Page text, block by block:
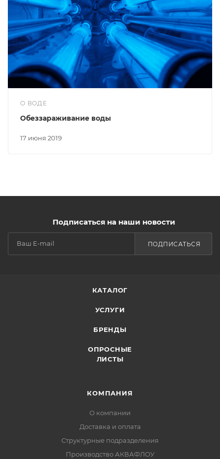
О ВОДЕ
17 июня 2019
Обеззараживание воды
Подписаться на наши новости
ПОДПИСАТЬСЯ
КАТАЛОГ
УСЛУГИ
БРЕНДЫ
ОПРОСНЫЕ
ЛИСТЫ
КОМПАНИЯ
О компании
Доставка и оплата
Структурные подразделения
Производство АКВАФЛОУ